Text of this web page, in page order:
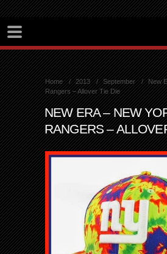
Home 2013 September
New
Rangers – Allover Tie Die
NEW ERA – NEW
RANGERS –